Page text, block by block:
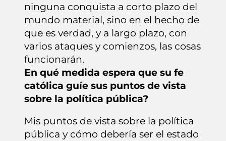
ninguna conquista a corto plazo del
mundo material, sino en el hecho de
que es verdad, y a largo plazo, con
varios ataques y comienzos, las cosas
funcionarán.
En qué medida espera que su fe
católica guíe sus puntos de vista
sobre la política pública?
Mis puntos de vista sobre la política
pública y cómo debería ser el estado